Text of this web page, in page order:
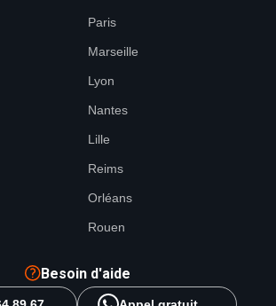
Paris
Marseille
Lyon
Nantes
Lille
Reims
Orléans
Rouen
Besoin d'aide